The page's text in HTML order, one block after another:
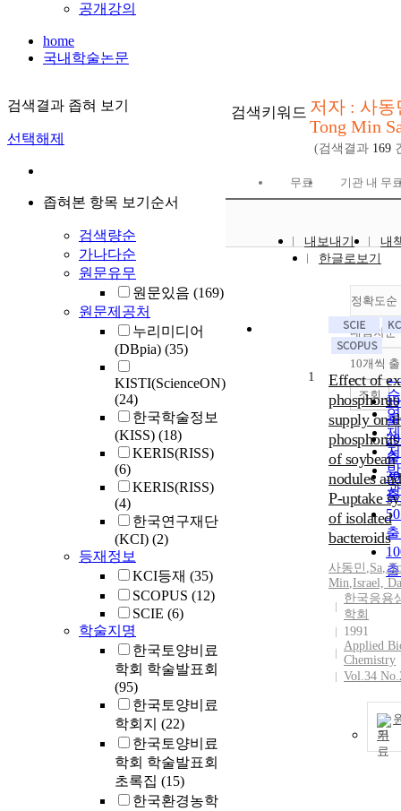
공개강의
home
국내학술논문
검색결과 좁혀 보기
선택해제
좁혀본 항목 보기순서
검색량순
가나다순
원문유무
원문있음 (169)
원문제공처
누리미디어
(DBpia) (35)
KISTI(ScienceON)
(24)
한국학술정보
(KISS) (18)
KERIS(RISS)
(6)
KERIS(RISS)
(4)
한국연구재단
(KCI) (2)
등재정보
KCI등재 (35)
SCOPUS (12)
SCIE (6)
학술지명
한국토양비료
학회 학술발표회
(95)
한국토양비료
학회지 (22)
한국토양비료
학회 학술발표회
초록집 (15)
한국환경농학
검색키워드 저자 : 사동
Tong Min
(검색결과 169
무료 기관 내 무
내보내기
내
한글로보기
정확도순
순
순
내림차순
10개씩
조회
1
Effect of
phosphorus
supply on
of soybean
nodules
P-uptake
of isolated
bacteroids
사동민 ,Sa,
Min,Israel,
한국응용
학회
1991
Applied
Chemistry
Vol.34
기